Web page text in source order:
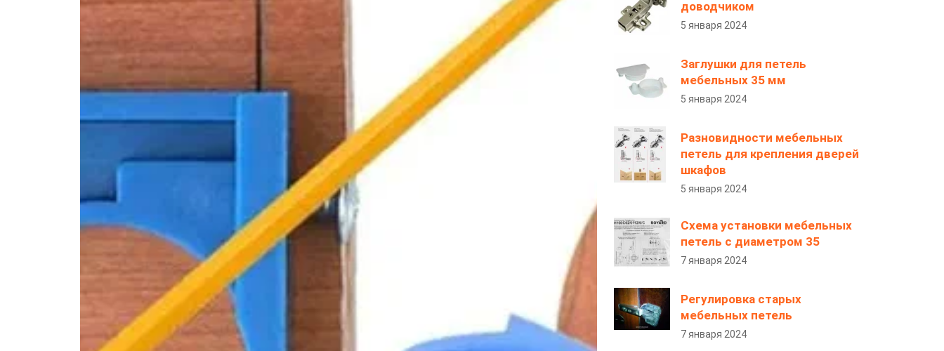
доводчиком
5 января 2024
Заглушки для петель
мебельных 35 мм
5 января 2024
Разновидности мебельных
петель для крепления дверей
шкафов
5 января 2024
Схема установки мебельных
петель с диаметром 35
7 января 2024
Регулировка старых
мебельных петель
7 января 2024